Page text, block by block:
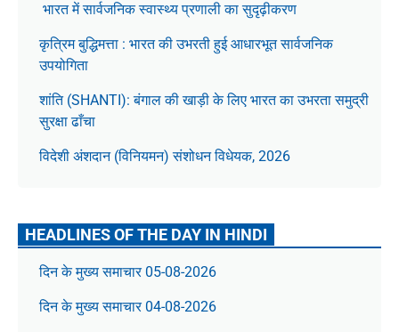
भारत में सार्वजनिक स्वास्थ्य प्रणाली का सुदृढ़ीकरण
कृत्रिम बुद्धिमत्ता : भारत की उभरती हुई आधारभूत सार्वजनिक
उपयोगिता
शांति (SHANTI): बंगाल की खाड़ी के लिए भारत का उभरता समुद्री
सुरक्षा ढाँचा
विदेशी अंशदान (विनियमन) संशोधन विधेयक, 2026
HEADLINES OF THE DAY IN HINDI
दिन के मुख्य समाचार 05-08-2026
दिन के मुख्य समाचार 04-08-2026